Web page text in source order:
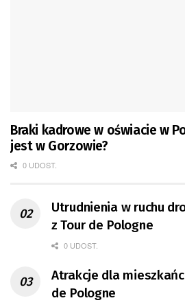
Braki kadrowe w oświacie w
jest w Gorzowie?
0 UDOST.
Utrudnienia w ruchu
z Tour de Pologne
0 UDOST.
Atrakcje dla
de Pologne